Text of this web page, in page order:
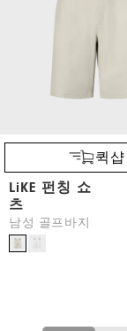
퀵샵
LiKE 펀칭 쇼
츠
남성 골프바지